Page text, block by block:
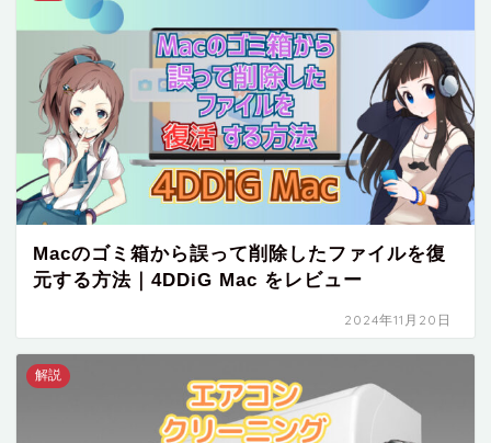
Macのゴミ箱から誤って削除したファイルを復
元する方法｜4DDiG Mac をレビュー
2024年11月20日
解説